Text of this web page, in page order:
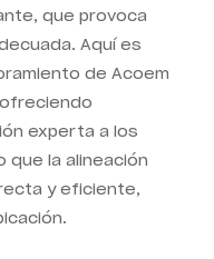
que provoca
Aquí es
de Acoem
experta a los
que la alineación
y eficiente,